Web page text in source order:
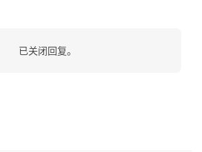
已关闭回复。